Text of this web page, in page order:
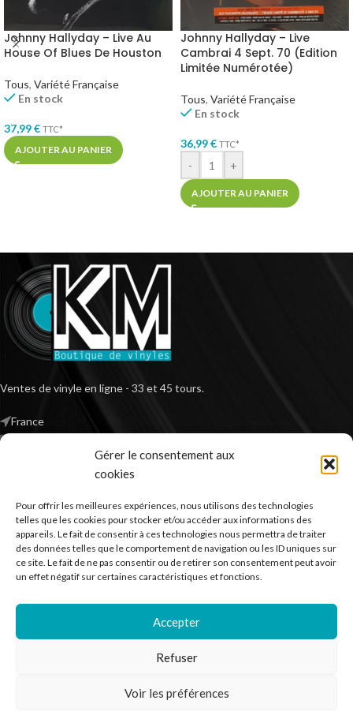
Gérer le consentement aux
cookies
Pour offrir les meilleures expériences, nous utilisons des technologies
telles que les cookies pour stocker et/ou accéder aux informations des
appareils. Le fait de consentir à ces technologies nous permettra de traiter
des données telles que le comportement de navigation ou les ID uniques sur
ce site. Le fait de ne pas consentir ou de retirer son consentement peut avoir
un effet négatif sur certaines caractéristiques et fonctions.
Accepter
Refuser
Voir les préférences
Johnny Hallyday – Live Au
House Of Blues De Houston
Tous, Variété Française
En stock
37,99€ TTC*
AJOUTER AU PANIER
Johnny Hallyday – Live
Cambrai 4 Sept. 70 (Edition
Limitée Numérotée)
Tous, Variété Française
En stock
36,99€ TTC*
- +
AJOUTER AU PANIER
Ventes de vinyle en ligne - 33 et 45 tours.
France
*TVA non applicable – article 293 B du CGI
RECHERCHER DES PRODUITS
NOS SERVICES
BESOIN D’AIDE ?
Kilm Music2023